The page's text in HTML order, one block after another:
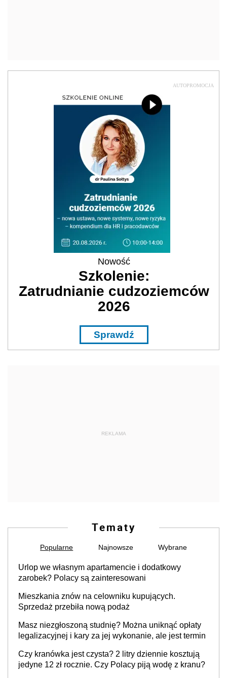
AUTOPROMOCJA
Nowość
Szkolenie:
Zatrudnianie cudzoziemców
2026
Sprawdź
REKLAMA
Tematy
Popularne Najnowsze Wybrane
Urlop we własnym apartamencie i dodatkowy
zarobek? Polacy są zainteresowani
Mieszkania znów na celowniku kupujących.
Sprzedaż przebiła nową podaż
Masz niezgłoszoną studnię? Można uniknąć opłaty
legalizacyjnej i kary za jej wykonanie, ale jest termin
Czy kranówka jest czysta? 2 litry dziennie kosztują
jedyne 12 zł rocznie. Czy Polacy piją wodę z kranu?